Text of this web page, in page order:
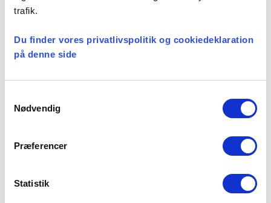
trafik.
Du finder vores privatlivspolitik og cookiedeklaration
på denne side
Nødvendig
Præferencer
Statistik
og vi følger med, følger op og fastholder at
folkekirkens ledelse, både den læge og den
Facebook
Præsteforeningen